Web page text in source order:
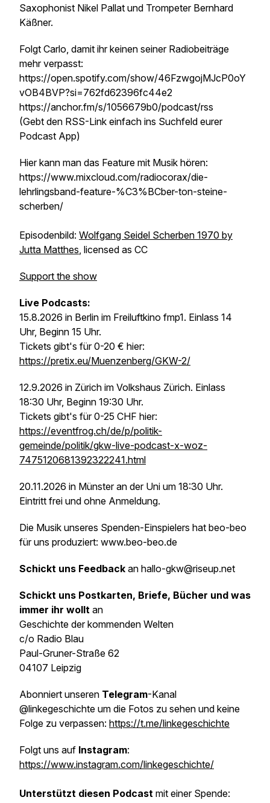
Saxophonist Nikel Pallat und Trompeter Bernhard
Käßner.
Folgt Carlo, damit ihr keinen seiner Radiobeiträge
mehr verpasst:
https://open.spotify.com/show/46FzwgojMJcP0oY
vOB4BVP?si=762fd62396fc44e2
https://anchor.fm/s/1056679b0/podcast/rss
(Gebt den RSS-Link einfach ins Suchfeld eurer
Podcast App)
Hier kann man das Feature mit Musik hören:
https://www.mixcloud.com/radiocorax/die-
lehrlingsband-feature-%C3%BCber-ton-steine-
scherben/
Episodenbild: Wolfgang Seidel Scherben 1970 by
Jutta Matthes, licensed as CC
Support the show
Live Podcasts:
15.8.2026 in Berlin im Freiluftkino fmp1. Einlass 14
Uhr, Beginn 15 Uhr.
Tickets gibt's für 0-20 € hier:
https://pretix.eu/Muenzenberg/GKW-2/
12.9.2026 in Zürich im Volkshaus Zürich. Einlass
18:30 Uhr, Beginn 19:30 Uhr.
Tickets gibt's für 0-25 CHF hier:
https://eventfrog.ch/de/p/politik-
gemeinde/politik/gkw-live-podcast-x-woz-
7475120681392322241.html
20.11.2026 in Münster an der Uni um 18:30 Uhr.
Eintritt frei und ohne Anmeldung.
Die Musik unseres Spenden-Einspielers hat beo-beo
für uns produziert: www.beo-beo.de
Schickt uns Feedback an hallo-gkw@riseup.net
Schickt uns Postkarten, Briefe, Bücher und was
immer ihr wollt an
Geschichte der kommenden Welten
c/o Radio Blau
Paul-Gruner-Straße 62
04107 Leipzig
Abonniert unseren Telegram-Kanal
@linkegeschichte um die Fotos zu sehen und keine
Folge zu verpassen: https://t.me/linkegeschichte
Folgt uns auf Instagram:
https://www.instagram.com/linkegeschichte/
Unterstützt diesen Podcast mit einer Spende: